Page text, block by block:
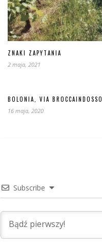
ZNAKI ZAPYTANIA
2 maja, 2021
BOLONIA, VIA BROCCAINDOSSO
16 maja, 2020
Subscribe